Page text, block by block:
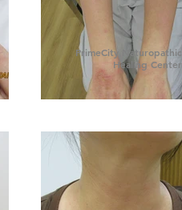
PrimeCity Naturopathic
Healing Center